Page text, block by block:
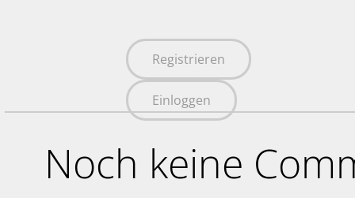
Registrieren
Einloggen
Noch keine